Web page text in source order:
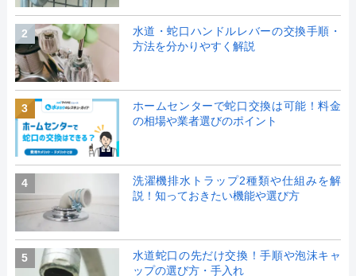
2
水道・蛇口ハンドルレバーの交換手順・
方法を分かりやすく解説
3
ホームセンターで蛇口交換は可能！料金
の相場や業者選びのポイント
4
洗濯機排水トラップ2種類や仕組みを解
説！知っておきたい機能や選び方
5
水道蛇口の先だけ交換！手順や泡沫キャ
ップの選び方・手入れ